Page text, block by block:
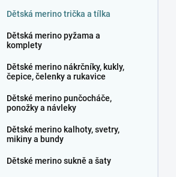
Dětská merino trička a tílka
Dětská merino pyžama a
komplety
Dětské merino nákrčníky, kukly,
čepice, čelenky a rukavice
Dětské merino punčocháče,
ponožky a návleky
Dětské merino kalhoty, svetry,
mikiny a bundy
Dětské merino sukně a šaty